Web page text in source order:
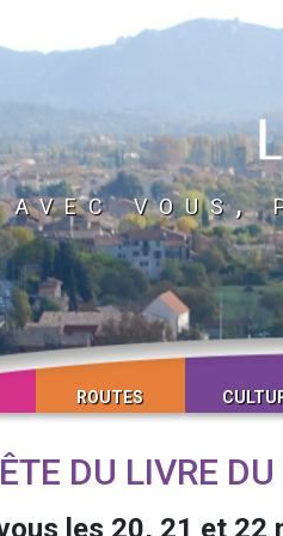
vous,
ROUTES
DU LIVRE
les 20, 21 et 22